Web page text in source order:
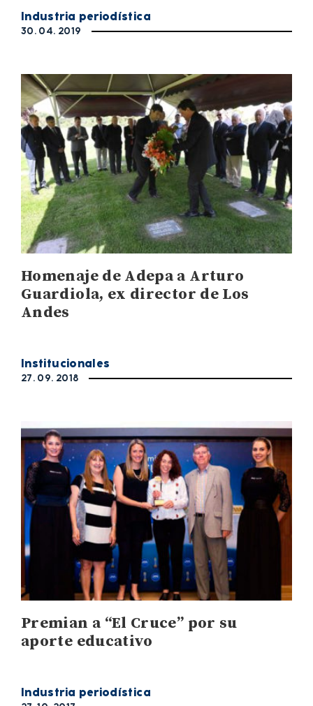
Industria periodística
30. 04. 2019
Homenaje de Adepa a Arturo
Guardiola, ex director de Los
Andes
Institucionales
27. 09. 2018
Premian a “El Cruce” por su
aporte educativo
Industria periodística